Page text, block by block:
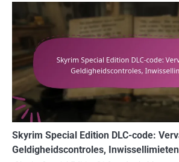
Skyrim Special Edition DLC-code:
Geldigheidscontroles, Inwissellimieten